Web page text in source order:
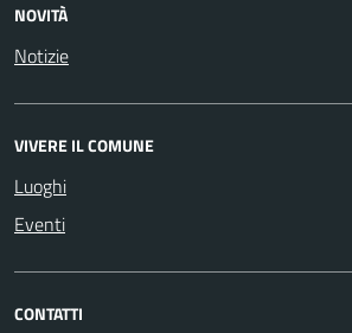
NOVITÀ
Notizie
VIVERE IL COMUNE
Luoghi
Eventi
CONTATTI